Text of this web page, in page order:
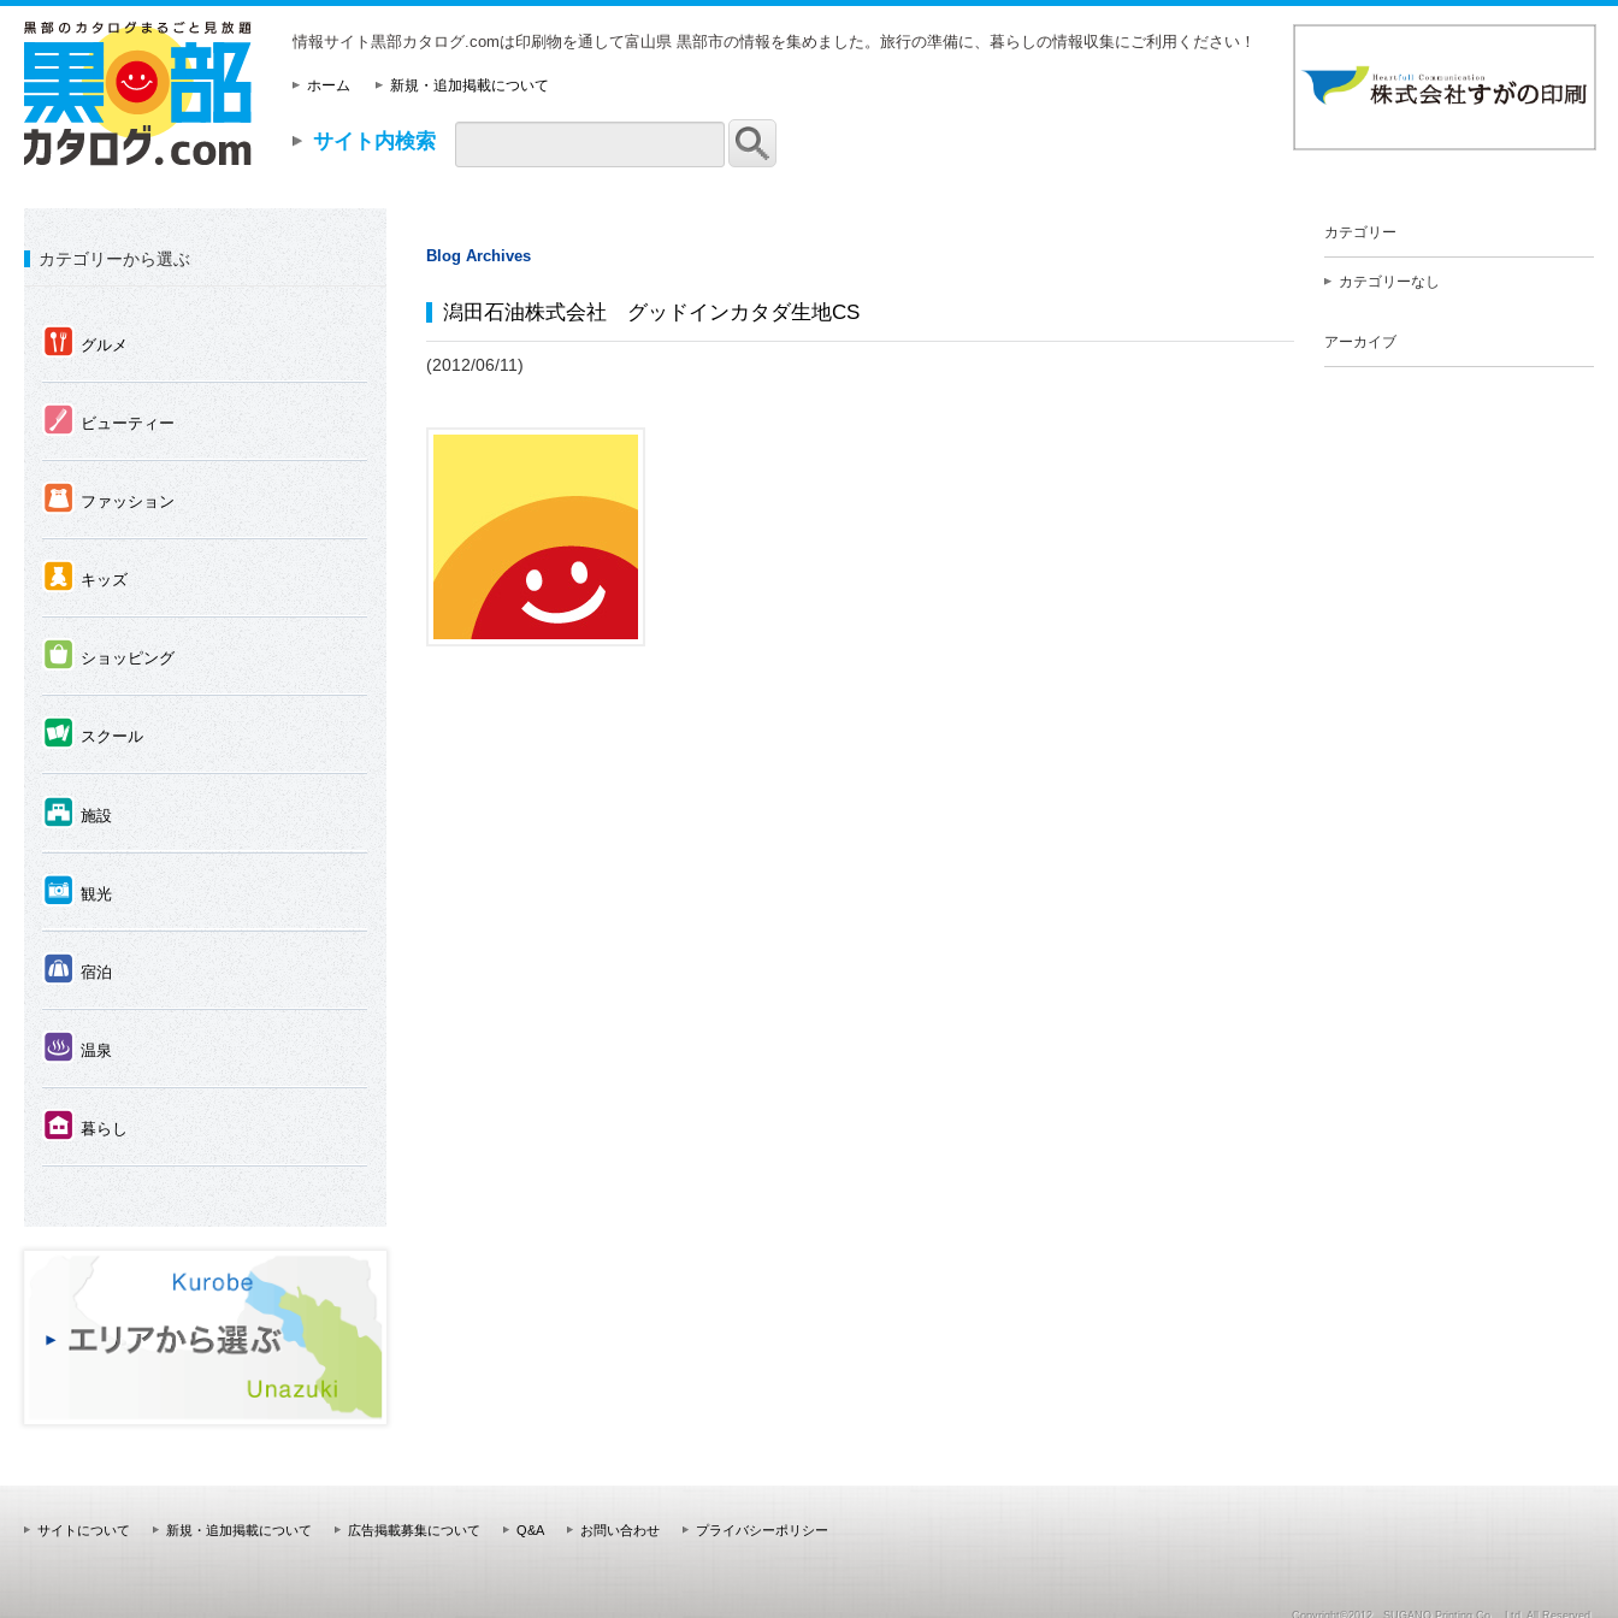
情報サイト黒部カタログ.comは印刷物を通して富山県 黒部市の情報を集めました。旅行の準備に、暮らしの情報収集にご利用ください！
ホーム 新規・追加掲載について
サイト内検索
カテゴリーから選ぶ
① グルメ
② ビューティー
③ ファッション
④ キッズ
⑤ ショッピング
⑥ スクール
⑦ 施設
⑧ 観光
⑨ 宿泊
⑩ 温泉
⑪ 暮らし
Blog Archives
潟田石油株式会社 グッドインカタダ生地CS
(2012/06/11)
カテゴリー
カテゴリーなし
アーカイブ
サイトについて 新規・追加掲載について 広告掲載募集について Q&A お問い合わせ プライバシーポリシー